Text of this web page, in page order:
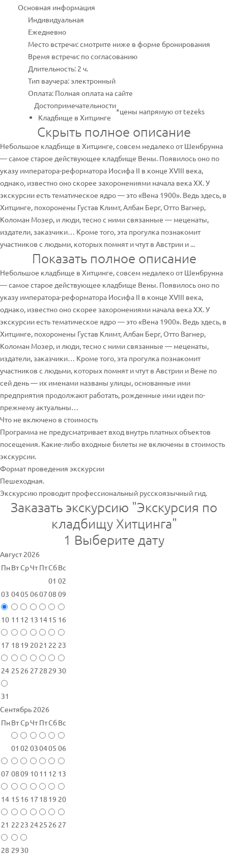
Основная информация
Индивидуальная
Ежедневно
Место встречи: смотрите ниже в форме бронирования
Время встречи: по согласованию
Длительность: 2 ч.
Тип ваучера: электронный
Оплата: Полная оплата на сайте
Достопримечательности
Кладбище в Хитцинге
*цены напрямую от tezeks
Скрыть полное описание
Небольшое кладбище в Хитцинге, совсем недалеко от Шенбрунна
— самое старое действующее кладбище Вены. Появилось оно по
указу императора-реформатора Иосифа II в конце XVIII века,
однако, известно оно скорее захоронениями начала века XХ. У
экскурсии есть тематическое ядро — это «Вена 1900». Ведь здесь, в
Хитцинге, похоронены Густав Климт, Албан Берг, Отто Вагнер,
Коломан Мозер, и люди, тесно с ними связанные — меценаты,
издатели, заказчики… Кроме того, эта прогулка познакомит
участников с людьми, которых помнят и чтут в Австрии и ...
Показать полное описание
Небольшое кладбище в Хитцинге, совсем недалеко от Шенбрунна
— самое старое действующее кладбище Вены. Появилось оно по
указу императора-реформатора Иосифа II в конце XVIII века,
однако, известно оно скорее захоронениями начала века XХ. У
экскурсии есть тематическое ядро — это «Вена 1900». Ведь здесь, в
Хитцинге, похоронены Густав Климт, Албан Берг, Отто Вагнер,
Коломан Мозер, и люди, тесно с ними связанные — меценаты,
издатели, заказчики… Кроме того, эта прогулка познакомит
участников с людьми, которых помнят и чтут в Австрии и Вене по
сей день — их именами названы улицы, основанные ими
предприятия продолжают работать, рожденные ими идеи по-
прежнему актуальны…
Что не включено в стоимость
Программа не предусматривает вход внутрь платных объектов
посещения. Какие-либо входные билеты не включены в стоимость
экскурсии.
Формат проведения экскурсии
Пешеходная.
Экскурсию проводит профессиональный русскоязычный гид.
Заказать экскурсию "Экскурсия по
кладбищу Хитцинга"
1 Выберите дату
Август 2026
Пн ВтСрЧт ПтСбВс
01 02
03 0405 060708 09
10 11 12 13 1415 16
17 18 19 2021 22 23
24 25 26 27 28 29 30
31
Сентябрь 2026
Пн ВтСрЧт ПтСбВс
01 02 030405 06
07 0809 1011 12 13
14 15 16 17 18 19 20
21 22 23 2425 26 27
28 29 30